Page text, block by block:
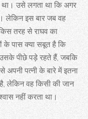
था। उसे लगता था कि अगर
लेकिन इस बार जब वह
तरह से राघव का
के पास क्या सबूत है कि
पीछे पड़े रहते हैं, जबकि
अपनी पत्नी के बारे में इतना
लेकिन वह किसी की जान
नहीं करता था।